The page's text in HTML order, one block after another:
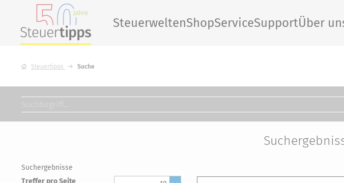
SteuerweltenShopServiceSupportÜber
Steuertipps Suche
Suchergebnisse
Treffer pro Seite